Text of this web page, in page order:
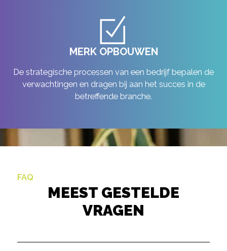
MERK OPBOUWEN
De strategische processen van een bedrijf bepalen de
verwachtingen en dragen bij aan het succes in de
betreffende branche.
FAQ
MEEST GESTELDE
VRAGEN